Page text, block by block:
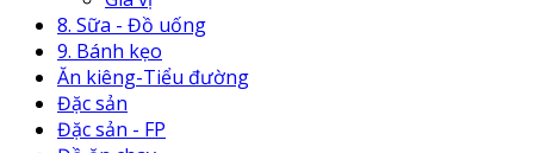
8. Sữa - Đồ uống
9. Bánh kẹo
Ăn kiêng-Tiểu đường
Đặc sản
Đặc sản - FP